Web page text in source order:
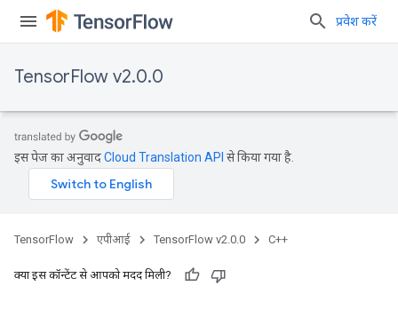
प्रवेश करें
TensorFlow v2.0.0
इस पेज का अनुवादCloud Translation API से किया गया है.
TensorFlow एपीआई TensorFlow v2.0.0 C++
क्या इस कॉन्टेंट से आपको मदद मिली?